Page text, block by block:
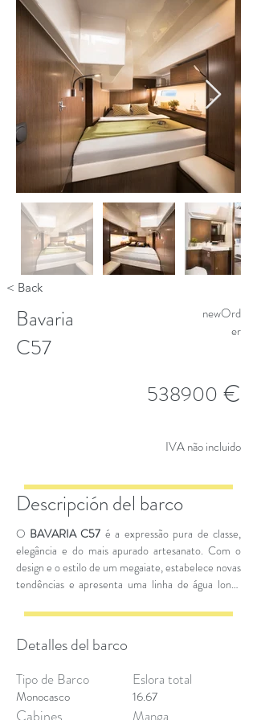
< Back
Bavaria
C57
newOrd
er
538900 €
IVA não incluido
Descripción del barco
O BAVARIA C57 é a expressão pura de classe,
elegância e do mais apurado artesanato. Com o
design e o estilo de um megaiate, estabelece novas
tendências e apresenta uma linha de água longa
Detalles del barco
Tipo de Barco
Monocasco
Eslora total
16.67
Manga